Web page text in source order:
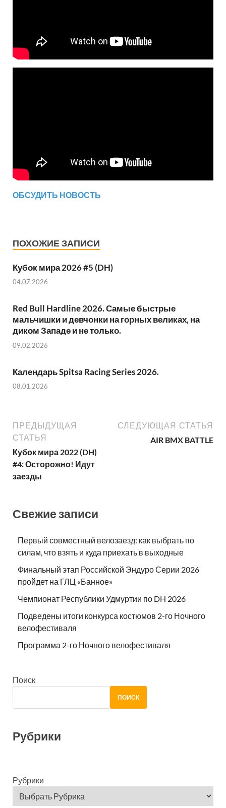
ОБСУДИТЬ НОВОСТЬ
ПОХОЖИЕ ЗАПИСИ
Кубок мира 2026 #5 (DH)
04.07.2026
Red Bull Hardline 2026. Самые быстрые
мальчишки и девчонки на горных великах, на
диком Западе и не только.
09.02.2026
Календарь Spitsa Racing Series 2026.
08.01.2026
ПРЕДЫДУЩАЯ
СТАТЬЯ
Кубок мира 2022 (DH)
#4: Осторожно! Идут
заезды
СЛЕДУЮЩАЯ СТАТЬЯ
AIR BMX BATTLE
Свежие записи
Первый совместный велозаезд: как выбрать по
силам, что взять и куда приехать в выходные
Финальный этап Российской Эндуро Серии 2026
пройдет на ГЛЦ «Банное»
Чемпионат Республики Удмуртии по DH 2026
Подведены итоги конкурса костюмов 2-го Ночного
велофестиваля
Программа 2-го Ночного велофестиваля
Поиск
ПОИСК
Рубрики
Рубрики